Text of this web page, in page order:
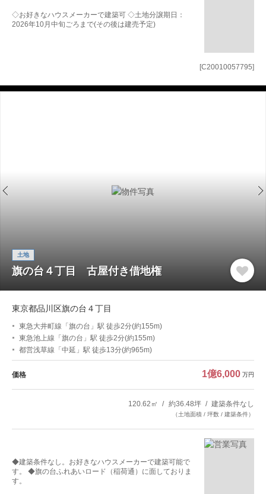
[C20010057795]
◇お好きなハウスメーカーで建築可 ◇土地分譲期日：
2026年10月中旬ごろまで(その後は建売予定)
土地
旗の台４丁目 古屋付き借地権
東京都品川区旗の台４丁目
東急大井町線「旗の台」駅 徒歩2分(約155m)
東急池上線「旗の台」駅 徒歩2分(約155m)
都営浅草線「中延」駅 徒歩13分(約965m)
価格 1億6,000 万円
120.62㎡ 約36.48坪 建築条件なし
（土地面積 / 坪数 / 建築条件）
◆建築条件なし。お好きなハウスメーカーで建築可能で
す。 ◆旗の台ふれあいロード（稲荷通）に面しておりま
す。